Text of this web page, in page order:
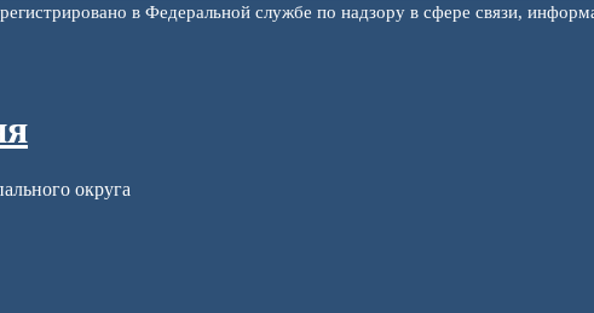
в Федеральной службе по надзору в сфере связи,
округа